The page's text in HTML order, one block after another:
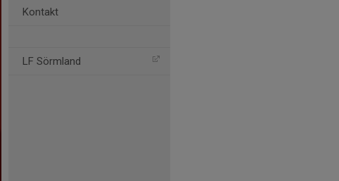
Kontakt
LF Sörmland